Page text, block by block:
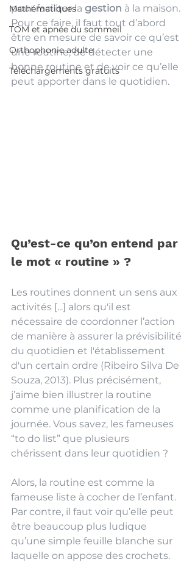
Mathématiques
TOM et apnée du sommeil
Orthophonie adulte
Téléchargements gratuits
pour faciliter la gestion à la maison.
Pour ce faire, il faut tout d’abord
être en mesure de savoir ce qu’est
une routine, de détecter une
bonne routine et de voir ce qu’elle
peut apporter dans le quotidien.
Qu’est-ce qu’on entend par
le mot « routine » ?
Les routines donnent un sens aux
activités [...] alors qu'il est
nécessaire de coordonner l’action
de manière à assurer la prévisibilité
du quotidien et l'établissement
d'un certain ordre (Ribeiro Silva De
Souza, 2013). Plus précisément,
j’aime bien illustrer la routine
comme une planification de la
journée. Vous savez, les fameuses
“to do list” que plusieurs
chérissent dans leur quotidien ?
Alors, la routine est comme la
fameuse liste à cocher de l’enfant.
Par contre, il faut voir qu’elle peut
être beaucoup plus ludique
qu’une simple feuille blanche sur
laquelle on appose des crochets.